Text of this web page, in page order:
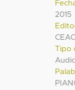
2015
CEAC
Tipo